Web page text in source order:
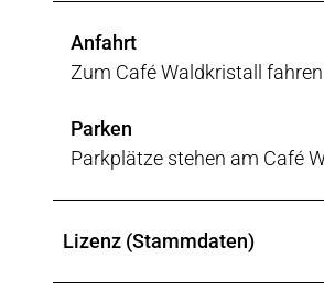
Anfahrt
Zum Café Waldkristall
Parken
Parkplätze stehen am Café
Lizenz (Stammdaten)